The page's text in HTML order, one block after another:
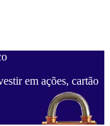
em ações, cartão